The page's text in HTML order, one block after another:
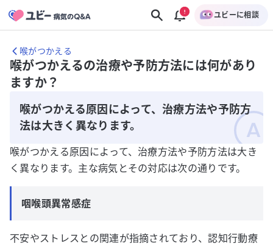
ユビーに相談
喉がつかえる
喉がつかえるの治療や予防方法には何があり
ますか？
喉がつかえる原因によって、治療方法や予防方
法は大きく異なります。
喉がつかえる原因によって、治療方法や予防方法は大き
く異なります。主な病気とその対応は次の通りです。
咽喉頭異常感症
不安やストレスとの関連が指摘されており、認知行動療